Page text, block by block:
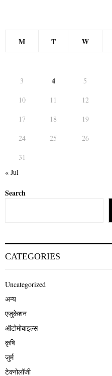
M T W
3
4 5
10
11 12
17
18 19
24
25 26
31
« Jul
Search
CATEGORIES
Uncategorized
अन्य
एजुकेशन
ऑटोमोबाइल्स
कृषि
जुर्म
टेक्नोलॉजी